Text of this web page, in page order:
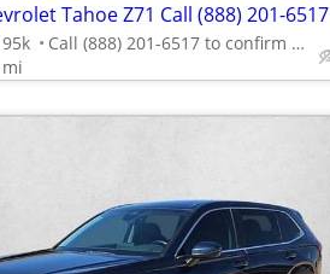
Tahoe Z71 Call (888) 201-6517
95k
mi
Call (888) 201-6517 to confirm availability - May 14th